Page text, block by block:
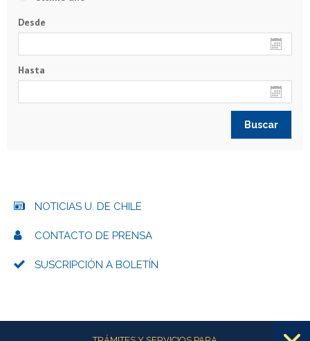
Desde
Hasta
NOTICIAS U. DE CHILE
CONTACTO DE PRENSA
SUSCRIPCIÓN A BOLETÍN
Más información